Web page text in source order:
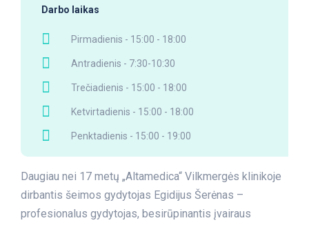
Darbo laikas
Pirmadienis - 15:00 - 18:00
Antradienis - 7:30-10:30
Trečiadienis - 15:00 - 18:00
Ketvirtadienis - 15:00 - 18:00
Penktadienis - 15:00 - 19:00
Daugiau nei 17 metų „Altamedica“ Vilkmergės klinikoje
dirbantis šeimos gydytojas Egidijus Šerėnas –
profesionalus gydytojas, besirūpinantis įvairaus